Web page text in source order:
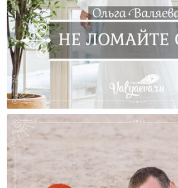
Не Ломайте Себя